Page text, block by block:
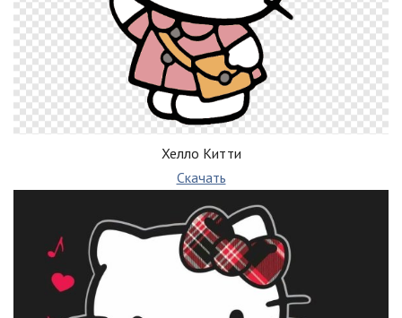
Хелло Китти
Скачать